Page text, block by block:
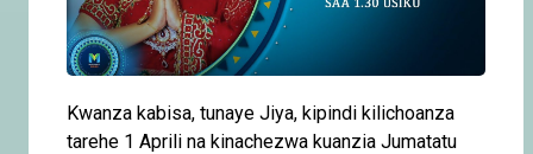
Kwanza kabisa, tunaye Jiya, kipindi kilichoanza
tarehe 1 Aprili na kinachezwa kuanzia Jumatatu